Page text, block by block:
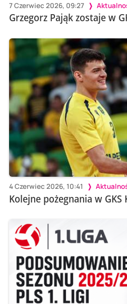
7 Czerwiec 2026, 09:27
Grzegorz Pająk zostaje w
4 Czerwiec 2026, 10:41
Kolejne pożegnania w GKS